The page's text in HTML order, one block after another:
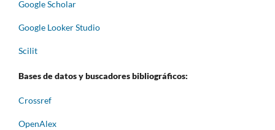
Google Scholar
Google Looker Studio
Scilit
Bases de datos y buscadores bibliográficos:
Crossref
OpenAlex